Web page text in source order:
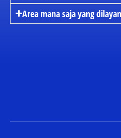
Area mana saja yang